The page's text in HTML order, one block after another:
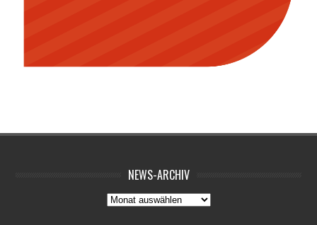
NEWS-ARCHIV
News-
Archiv